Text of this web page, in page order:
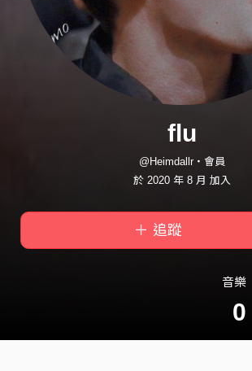
flu
@Heimdallr・會員
於 2020 年 8 月 加入
＋ 追蹤
音樂
0